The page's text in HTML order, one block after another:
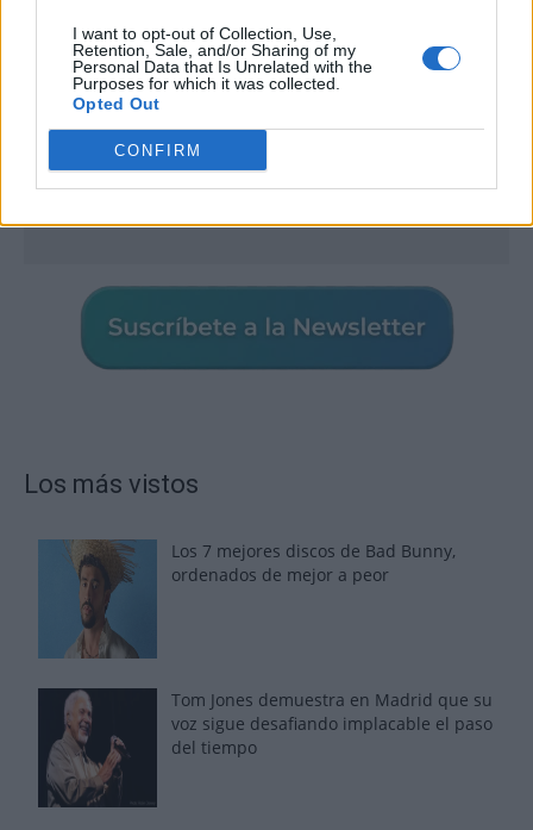
I want to opt-out of Collection, Use,
Retention, Sale, and/or Sharing of my
Personal Data that Is Unrelated with the
Purposes for which it was collected.
Opted Out
CONFIRM
Los más vistos
Los 7 mejores discos de Bad Bunny,
ordenados de mejor a peor
Tom Jones demuestra en Madrid que su
voz sigue desafiando implacable el paso
del tiempo